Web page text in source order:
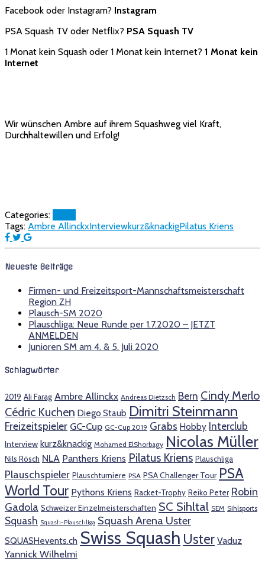
Facebook oder Instagram? Instagram
PSA Squash TV oder Netflix? PSA Squash TV
1 Monat kein Squash oder 1 Monat kein Internet? 1 Monat kein
Internet
Wir wünschen Ambre auf ihrem Squashweg viel Kraft,
Durchhaltewillen und Erfolg!
Categories:
Tags: Ambre AllinckxInterviewkurz&knackigPilatus Kriens
Neueste Beiträge
Firmen- und Freizeitsport-Mannschaftsmeisterschaft
Region ZH
Plausch-SM 2020
Plauschliga: Neue Runde per 1.7.2020 – JETZT
ANMELDEN
Junioren SM am 4. & 5. Juli 2020
Schlagwörter
2019 Ali Farag Ambre Allinckx Andreas Dietzsch Bern Cindy Merlo
Cédric Kuchen Diego Staub Dimitri Steinmann
Freizeitspieler GC-Cup GC-Cup 2019 Grabs Hobby Interclub
Interview kurz&knackig Mohamed ElShorbagy Nicolas Müller
Nils Rösch NLA Panthers Kriens Pilatus Kriens Plauschliga
Plauschspieler Plauschturniere PSA PSA Challenger Tour PSA
World Tour Pythons Kriens Racket-Trophy Reiko Peter Robin
Gadola Schweizer Einzelmeisterschaften SC Sihltal SEM Sihlsports
Squash Squash-Plauschliga Squash Arena Uster
SQUASHevents.ch Swiss Squash Uster Vaduz
Yannick Wilhelmi